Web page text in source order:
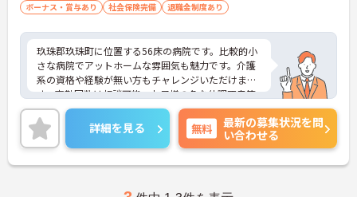
ボーナス・賞与あり
社会保険完備 退職金制度あり
玖珠郡玖珠町に位置する56床の病院です。比較的小
さな病院でアットホームな雰囲気も魅力です。介護
系の資格や経験が無い方もチャレンジいただけま
す。夜勤回数は相談可能、お子様の急な体調不良等
によるお休みもみんなでカバーし合っており、協力
体制も抜群です。ご興味のある方には、面接対策ポ
イントなど、さらに詳細をお話ししますのでお気軽
にご相談ください！
詳細を見る 無料
最新の募集状況を問
い合わせる